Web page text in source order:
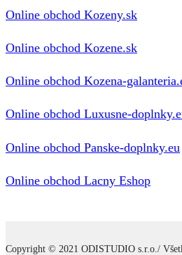
Online obchod Kozeny.sk
Online obchod Kozene.sk
Online obchod Kozena-
Online obchod Luxusne-
Online obchod Panske-doplnky.eu
Online obchod Lacny Eshop
Copyright © 2021 ODISTUDIO s.r.o./